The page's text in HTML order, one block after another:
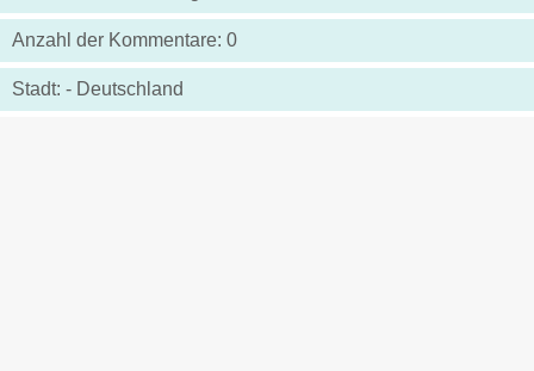
Anzahl der Kommentare: 0
Stadt: - Deutschland